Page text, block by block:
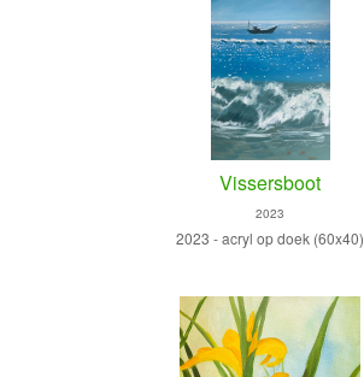
Vissersboot
2023
2023 - acryl op doek (60x40)